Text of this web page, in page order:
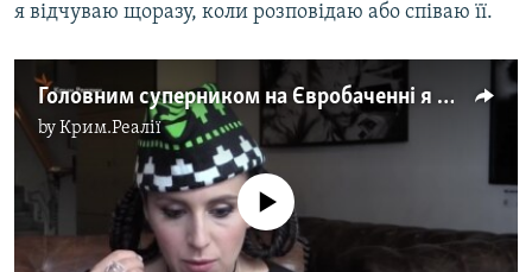
я відчуваю щоразу, коли розповідаю або співаю її.
Головним суперником на Євробаченні я вважаю себе – Джамала (відео)
byКрим.Реалії
No media source currently available